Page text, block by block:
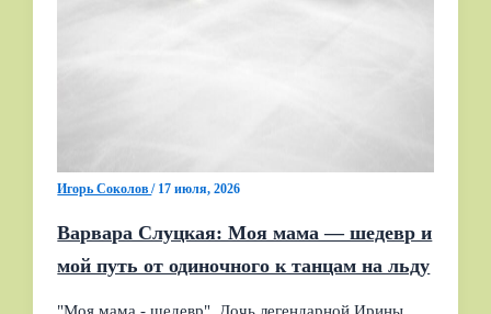
Игорь Соколов/ 17 июля, 2026
Варвара Слуцкая: Моя мама — шедевр и
мой путь от одиночного к танцам на льду